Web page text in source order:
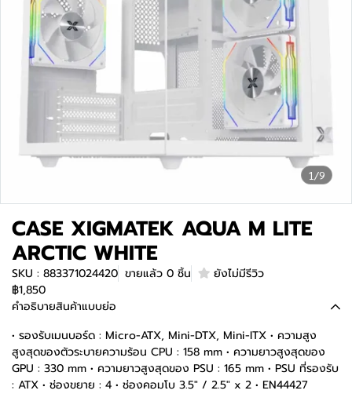
1/9
CASE XIGMATEK AQUA M LITE
ARCTIC WHITE
SKU : 883371024420 ขายแล้ว 0 ชิ้น
ยังไม่มีรีวิว
฿1,850
คำอธิบายสินค้าแบบย่อ
• รองรับเมนบอร์ด : Micro-ATX, Mini-DTX, Mini-ITX • ความสูง
สูงสุดของตัวระบายความร้อน CPU : 158 mm • ความยาวสูงสุดของ
GPU : 330 mm • ความยาวสูงสุดของ PSU : 165 mm • PSU ที่รองรับ
: ATX • ช่องขยาย : 4 • ช่องคอมโบ 3.5" / 2.5" x 2 • EN44427